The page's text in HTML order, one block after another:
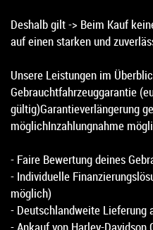
Deshalb gilt -> Beim Kauf
auf einen starken und
Unsere Leistungen im
Gebrauchtfahrzeuggarantie
gültig)Garantieverlängerung
möglichInzahlungnahme
- Faire Bewertung deines
- Individuelle
möglich)
- Deutschlandweite Lieferung